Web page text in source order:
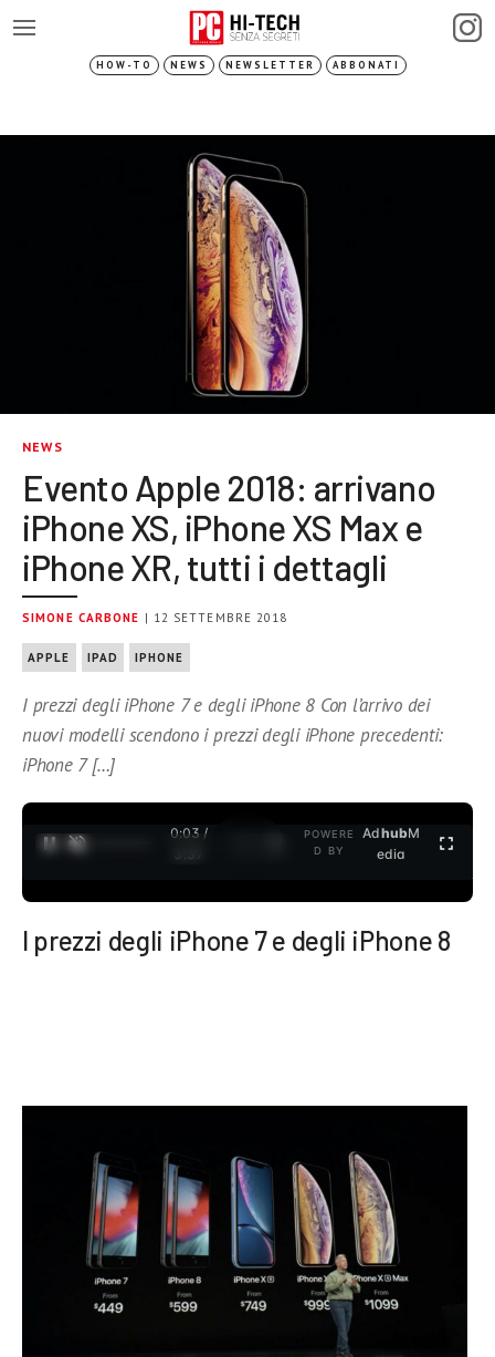
HOW-TO NEWS NEWSLETTER ABBONATI
NEWS
Evento Apple 2018: arrivano
iPhone XS, iPhone XS Max e
iPhone XR, tutti i dettagli
SIMONE CARBONE | 12 SETTEMBRE 2018
APPLE IPAD IPHONE
I prezzi degli iPhone 7 e degli iPhone 8 Con l’arrivo dei
nuovi modelli scendono i prezzi degli iPhone precedenti:
iPhone 7 […]
0:04 /
3:37
POWERE
D BY
AdhubM
edia
I prezzi degli iPhone 7 e degli iPhone 8